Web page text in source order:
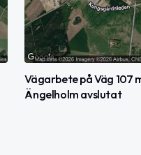
Vägarbete på Väg 107
Ängelholm avslutat